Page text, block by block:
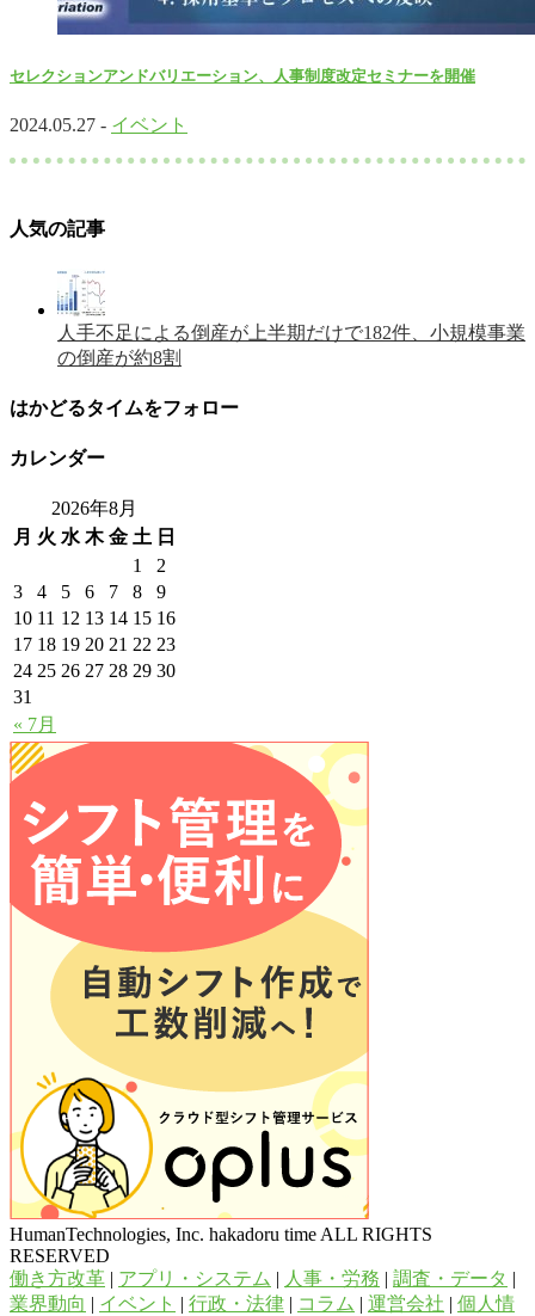
セレクションアンドバリエーション、人事制度改定セミナーを開催
2024.05.27 - イベント
人気の記事
人手不足による倒産が上半期だけで182件、小規模事業
の倒産が約8割
はかどるタイムをフォロー
カレンダー
2026年8月
月 火 水 木 金 土 日
« 7月
1
2
3
4 5 6 7 8
9
10 11 12 13 14 15 16
17 18 19 20 21 22 23
24 25 26 27 28 29 30
31
HumanTechnologies, Inc. hakadoru time ALL RIGHTS
RESERVED
働き方改革 | アプリ・システム | 人事・労務 | 調査・データ |
業界動向 | イベント | 行政・法律 | コラム | 運営会社 | 個人情